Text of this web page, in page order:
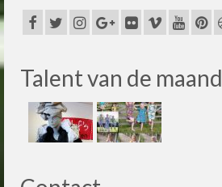
Talent van de maand